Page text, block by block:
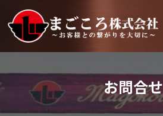
お問合せ